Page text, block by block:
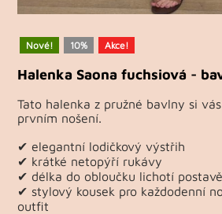
Nové! 10% Akce!
Halenka Saona fuchsiová -
Tato halenka z pružné bavlny si
prvním nošení.
✔ elegantní lodičkový výstřih
✔ krátké netopýří rukávy
✔ délka do obloučku lichotí postavě
✔ stylový kousek pro každodenní
outfit